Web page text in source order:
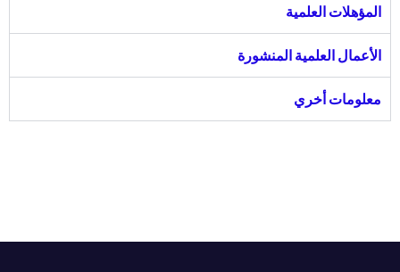
المؤهلات العلمية
الأعمال العلمية المنشورة
معلومات أخري